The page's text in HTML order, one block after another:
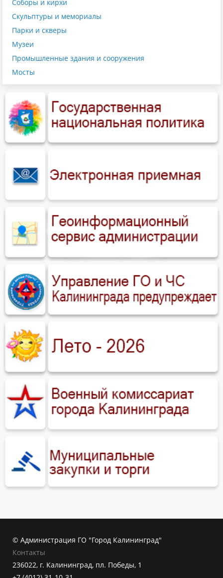
Соборы и кирхи
Скульптуры и мемориалы
Парки и скверы
Музеи
Промышленные здания и сооружения
Мосты
© Администрация ГО "Город Калининград"
Контакты
236022, г. Калининград, пл. Победы, 1